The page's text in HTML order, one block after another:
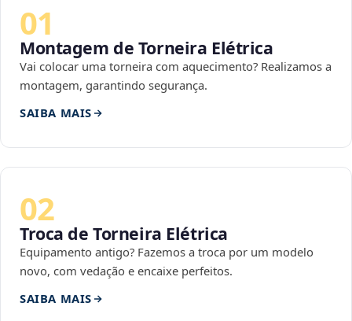
01
Montagem de Torneira Elétrica
Vai colocar uma torneira com aquecimento? Realizamos a
montagem, garantindo segurança.
SAIBA MAIS
02
Troca de Torneira Elétrica
Equipamento antigo? Fazemos a troca por um modelo
novo, com vedação e encaixe perfeitos.
SAIBA MAIS